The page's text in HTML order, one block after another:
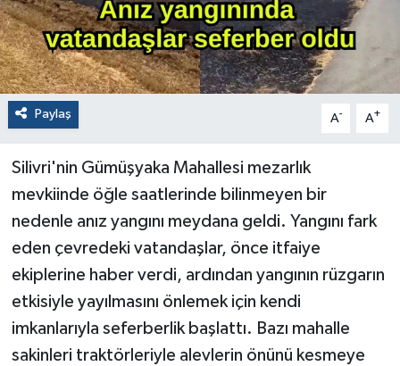
Paylaş A- A+
Silivri'nin Gümüşyaka Mahallesi mezarlık
mevkiinde öğle saatlerinde bilinmeyen bir
nedenle anız yangını meydana geldi. Yangını fark
eden çevredeki vatandaşlar, önce itfaiye
ekiplerine haber verdi, ardından yangının rüzgarın
etkisiyle yayılmasını önlemek için kendi
imkanlarıyla seferberlik başlattı. Bazı mahalle
sakinleri traktörleriyle alevlerin önünü kesmeye